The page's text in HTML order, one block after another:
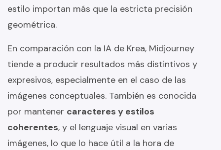
estilo importan más que la estricta precisión
geométrica.
En comparación con la IA de Krea, Midjourney
tiende a producir resultados más distintivos y
expresivos, especialmente en el caso de las
imágenes conceptuales. También es conocida
por mantener caracteres y estilos
coherentes, y el lenguaje visual en varias
imágenes, lo que lo hace útil a la hora de